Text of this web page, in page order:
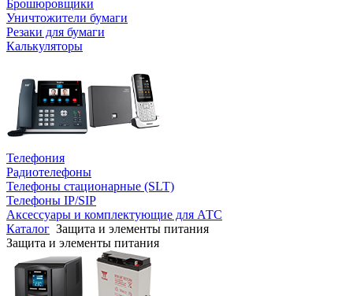
Брошюровщики
Уничтожители бумаги
Резаки для бумаги
Калькуляторы
Телефония
Радиотелефоны
Телефоны стационарные (SLT)
Телефоны IP/SIP
Аксессуары и комплектующие для АТС
Каталог Защита и элементы питания
Защита и элементы питания